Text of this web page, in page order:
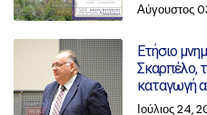
Αύγουστος
Ετήσιο
Σκαρπέλο,
καταγωγή
Ιούλιος 24,